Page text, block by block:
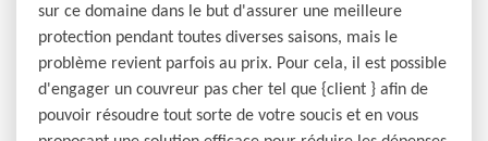
sur ce domaine dans le but d'assurer une meilleure
protection pendant toutes diverses saisons, mais le
problème revient parfois au prix. Pour cela, il est possible
d'engager un couvreur pas cher tel que {client } afin de
pouvoir résoudre tout sorte de votre soucis et en vous